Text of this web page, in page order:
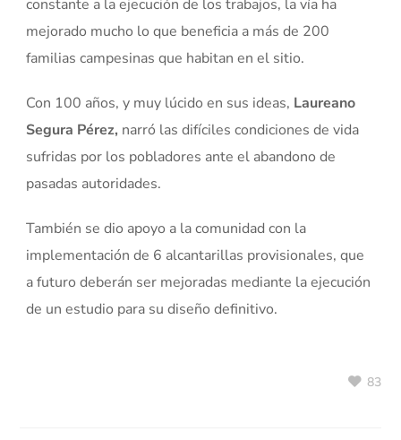
constante a la ejecución de los trabajos, la vía ha
mejorado mucho lo que beneficia a más de 200
familias campesinas que habitan en el sitio.
Con 100 años, y muy lúcido en sus ideas, Laureano
Segura Pérez, narró las difíciles condiciones de vida
sufridas por los pobladores ante el abandono de
pasadas autoridades.
También se dio apoyo a la comunidad con la
implementación de 6 alcantarillas provisionales, que
a futuro deberán ser mejoradas mediante la ejecución
de un estudio para su diseño definitivo.
83